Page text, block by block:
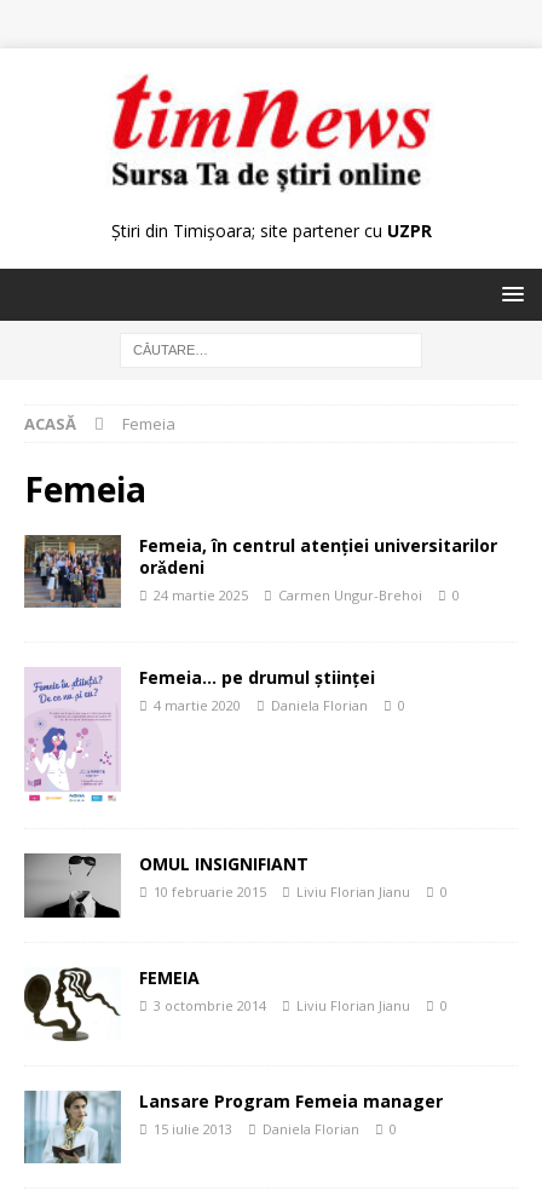
Știri din Timișoara; site partener cu UZPR
ACASĂ Femeia
Femeia
Femeia, în centrul atenției universitarilor
orǎdeni
24 martie 2025 Carmen Ungur-Brehoi 0
Femeia… pe drumul științei
4 martie 2020 Daniela Florian 0
OMUL INSIGNIFIANT
10 februarie 2015 Liviu Florian Jianu 0
FEMEIA
3 octombrie 2014 Liviu Florian Jianu 0
Lansare Program Femeia manager
15 iulie 2013 Daniela Florian 0